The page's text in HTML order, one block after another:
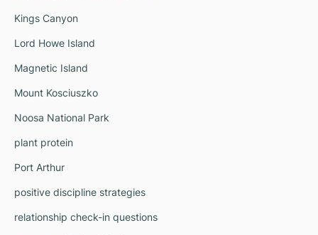
Kings Canyon
Lord Howe Island
Magnetic Island
Mount Kosciuszko
Noosa National Park
plant protein
Port Arthur
positive discipline strategies
relationship check-in questions